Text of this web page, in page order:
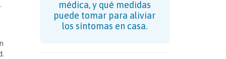
médica, y qué medidas
puede tomar para aliviar
los síntomas en casa.